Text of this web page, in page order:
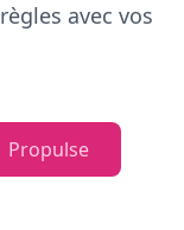
avec vos
Propulse